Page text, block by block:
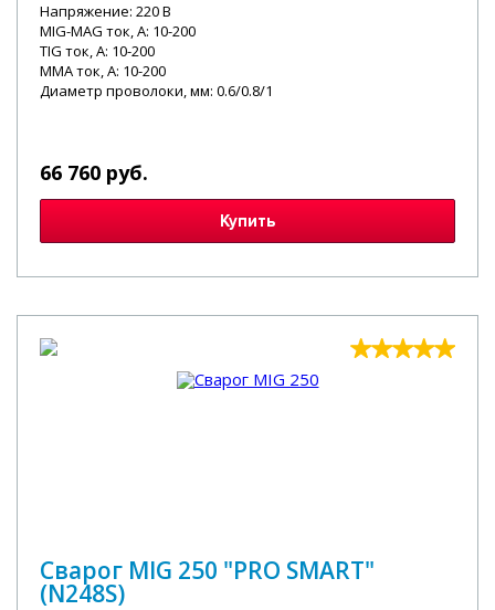
Напряжение: 220 В
MIG-MAG ток, А: 10-200
TIG ток, А: 10-200
MMA ток, А: 10-200
Диаметр проволоки, мм: 0.6/0.8/1
66 760 руб.
Купить
Сварог MIG 250 "PRO SMART"
(N248S)